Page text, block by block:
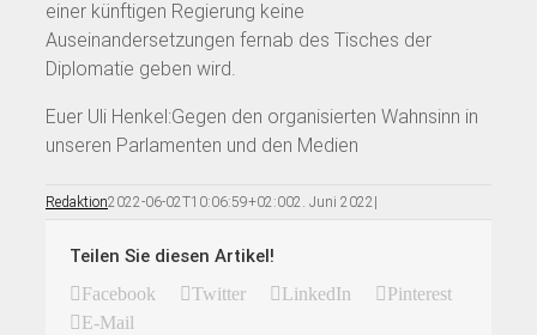
einer künftigen Regierung keine
Auseinandersetzungen fernab des Tisches der
Diplomatie geben wird.
Euer Uli Henkel:Gegen den organisierten Wahnsinn in
unseren Parlamenten und den Medien
Redaktion2022-06-02T10:06:59+02:002. Juni 2022 |
Teilen Sie diesen Artikel!
Facebook Twitter LinkedIn
Pinterest
E-Mail